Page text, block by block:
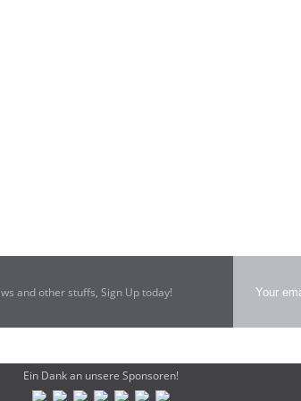
and other stuffs, Sign Up today!
Ein Dank an unsere Sponsoren!